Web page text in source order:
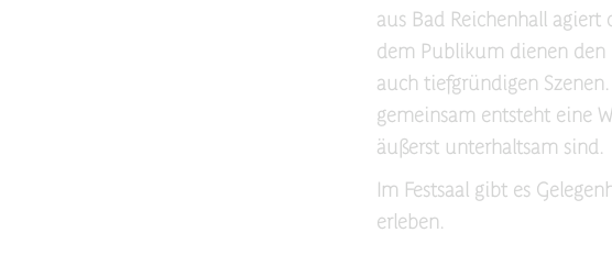
aus Bad Reichenhall
dem Publikum dienen den
auch tiefgründigen
gemeinsam entsteht eine
äußerst unterhaltsam sind.
Im Festsaal gibt es
erleben.